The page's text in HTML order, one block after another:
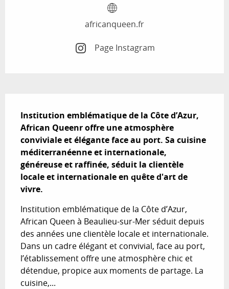
africanqueen.fr
Page Instagram
Institution emblématique de la Côte d’Azur,
African Queenr offre une atmosphère
conviviale et élégante face au port. Sa cuisine
méditerranéenne et internationale,
généreuse et raffinée, séduit la clientèle
locale et internationale en quête d'art de
vivre.
Institution emblématique de la Côte d’Azur,
African Queen à Beaulieu-sur-Mer séduit depuis
des années une clientèle locale et internationale.
Dans un cadre élégant et convivial, face au port,
l’établissement offre une atmosphère chic et
détendue, propice aux moments de partage. La
cuisine,...